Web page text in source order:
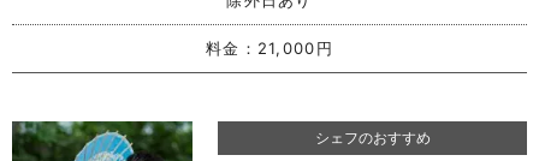
料金： 21,000円
シェフのおすすめ